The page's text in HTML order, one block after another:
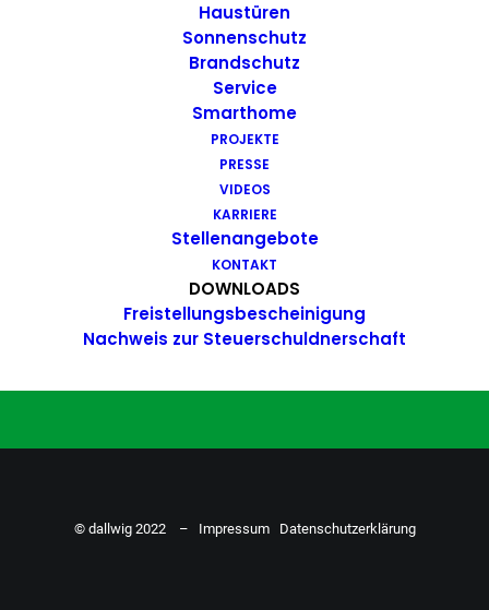
Haustüren
Sonnenschutz
Brandschutz
Service
Smarthome
PROJEKTE
PRESSE
VIDEOS
KARRIERE
Stellenangebote
KONTAKT
DOWNLOADS
Freistellungsbescheinigung
Nachweis zur Steuerschuldnerschaft
Dallwig bietet
Perspektive
Du hast Bock auf einen Job mit
Action. Bewirb dich ganz einfach
ZU DEN STELLENANGEBOTEN
© dallwig 2022 – Impressum Datenschutzerklärung